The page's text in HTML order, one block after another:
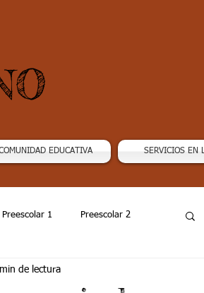
EDUCATIVA SERVICIOS EN
Preescolar 1 Preescolar 2
Grado 6
de lectura